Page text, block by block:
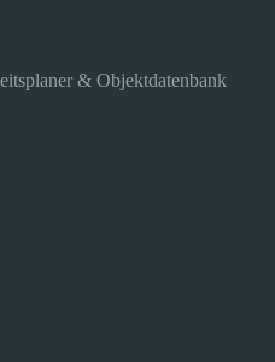
& Objektdatenbank